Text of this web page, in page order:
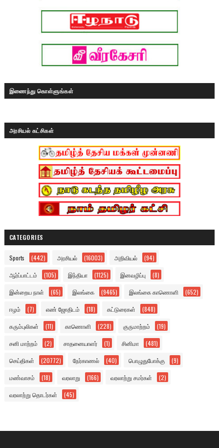
இணைந்து கொள்ளுங்கள்
அரசியல் கட்சிகள்
CATEGORIES
Sports (442) அரசியல் (16003) அறிவியல் (94)
ஆர்ப்பாட்டம் (105) இந்தியா (1125) இனவழிப்பு (8)
இன்றைய நாள் (65) இலங்கை (9465) இலங்கை காணொளி (652)
ஈழம் (7) எண் ஜோதிடம் (18) கட்டுரைகள் (848)
கரும்புலிகள் (11) காணொளி (228) குருமாற்றம் (19)
சனி மாற்றம் (2) சாதனையாளர் (1) சினிமா (481)
செய்திகள் (20772) நேர்காணல் (40) பொழுதுபோக்கு (9)
மண்வாசம் (18) வரலாறு (166) வரலாற்று சமர்கள் (2)
வரலாற்று தொடர்கள் (45)